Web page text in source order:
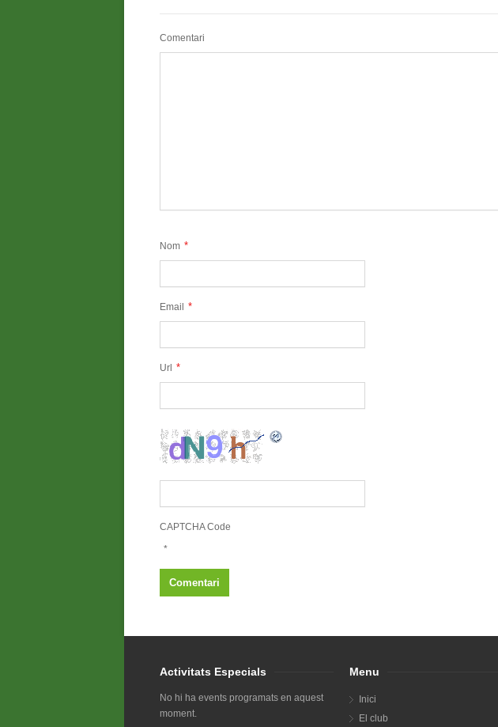
Comentari
Nom *
Email *
Url *
CAPTCHA Code
*
Activitats Especials
No hi ha events programats en aquest
moment.
Menu
Inici
El club